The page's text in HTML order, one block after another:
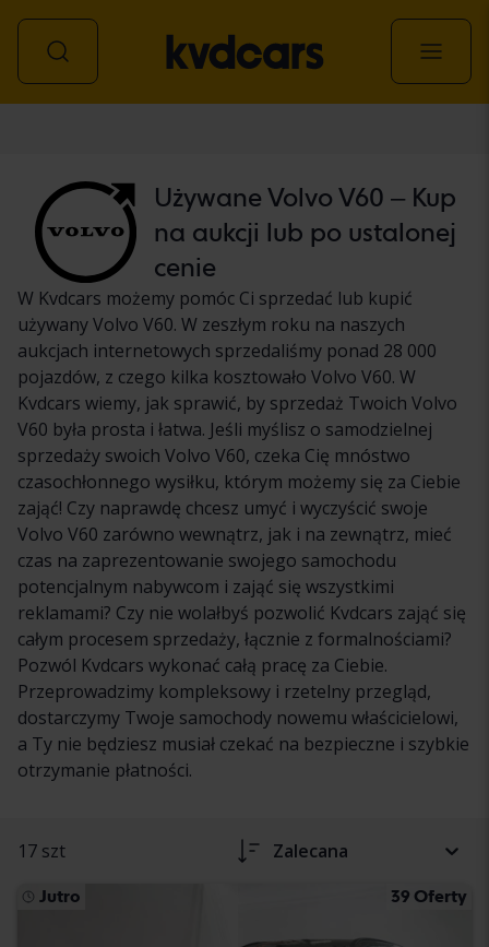
Używane Volvo V60 – Kup
na aukcji lub po ustalonej
cenie
W Kvdcars możemy pomóc Ci sprzedać lub kupić
używany Volvo V60. W zeszłym roku na naszych
aukcjach internetowych sprzedaliśmy ponad 28 000
pojazdów, z czego kilka kosztowało Volvo V60. W
Kvdcars wiemy, jak sprawić, by sprzedaż Twoich Volvo
V60 była prosta i łatwa. Jeśli myślisz o samodzielnej
sprzedaży swoich Volvo V60, czeka Cię mnóstwo
czasochłonnego wysiłku, którym możemy się za Ciebie
zająć! Czy naprawdę chcesz umyć i wyczyścić swoje
Volvo V60 zarówno wewnątrz, jak i na zewnątrz, mieć
czas na zaprezentowanie swojego samochodu
potencjalnym nabywcom i zająć się wszystkimi
reklamami? Czy nie wolałbyś pozwolić Kvdcars zająć się
całym procesem sprzedaży, łącznie z formalnościami?
Pozwól Kvdcars wykonać całą pracę za Ciebie.
Przeprowadzimy kompleksowy i rzetelny przegląd,
dostarczymy Twoje samochody nowemu właścicielowi,
a Ty nie będziesz musiał czekać na bezpieczne i szybkie
otrzymanie płatności.
17 szt Zalecana
Jutro 39 Oferty